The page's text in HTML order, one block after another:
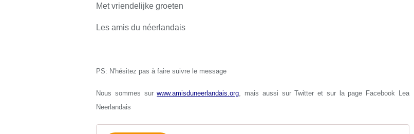
Met vriendelijke groeten
Les amis du néerlandais
PS: N'hésitez pas à faire suivre le message
Nous sommes surwww.amisduneerlandais.org, mais aussi sur Twitter et sur la page Facebook Lea
Neerlandais